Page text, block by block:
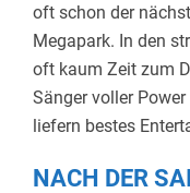
oft schon der
Megapark. In den
oft kaum Zeit zum
Sänger voller
liefern bestes
NACH DER